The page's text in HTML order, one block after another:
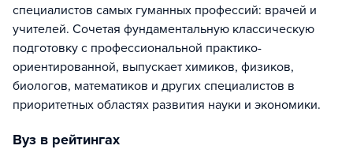
специалистов самых гуманных профессий: врачей и
учителей. Сочетая фундаментальную классическую
подготовку с профессиональной практико-
ориентированной, выпускает химиков, физиков,
биологов, математиков и других специалистов в
приоритетных областях развития науки и экономики.
Вуз в рейтингах